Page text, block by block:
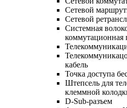
Сетевой
Сетевой
Системная
коммутационная
кабель
Точка доступа
Штепсель для
клеммной
D-Sub-разъем